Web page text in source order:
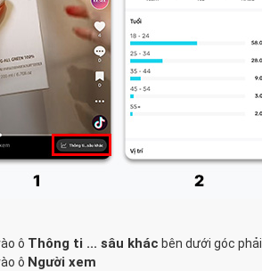
ô Thông ti ... sâu khác bên dưới góc phải
ô Người xem